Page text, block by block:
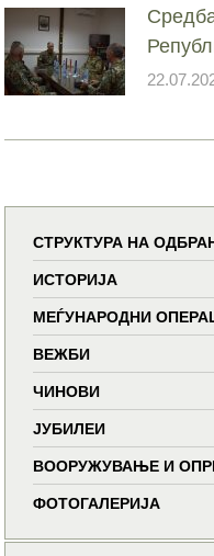
СТРУКТУРА НА
ИСТОРИЈА
МЕЃУНАРОДНИ
ВЕЖБИ
ЧИНОВИ
ЈУБИЛЕИ
ВООРУЖУВАЊЕ И
ФОТОГАЛЕРИЈА